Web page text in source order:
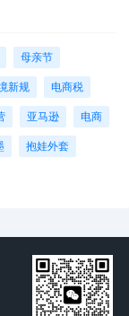
选择积极应诉，
解除冻结。
辩，申请法院撤
现场陈述，以反驳
的禁令审查四要素
授权、禁令已严重
母亲节
新规 电商税
亚马逊 电商
抱娃外套